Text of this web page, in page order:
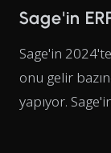
Sage'in
Sage'in
onu gelir
yapıyor.